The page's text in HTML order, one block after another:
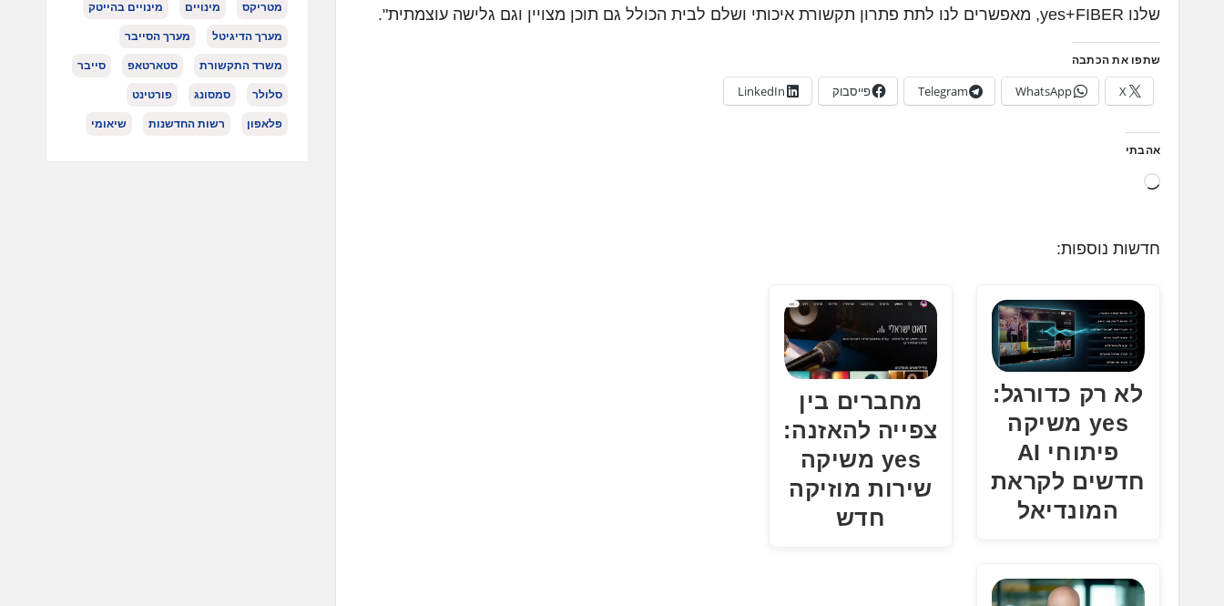
שלנו yes+FIBER, מאפשרים לנו לתת פתרון תקשורת איכותי ושלם לבית הכולל גם תוכן מצויין וגם גלישה עוצמתית".
שתפו את הכתבה
X
WhatsApp
Telegram פייסבוק LinkedIn
אהבתי
ט
.
חדשות נוספות:
לא רק כדורגל:
yes משיקה
פיתוחי AI
חדשים לקראת
המונדיאל
מחברים בין
צפייה להאזנה:
yes משיקה
שירות מוזיקה
חדש
מטריקס מינויים מינויים בהייטק
מערך הדיגיטל מערך הסייבר
משרד התקשורת סטארטאפ סייבר
סלולר סמסונג פורטינט
פלאפון רשות החדשנות שיאומי